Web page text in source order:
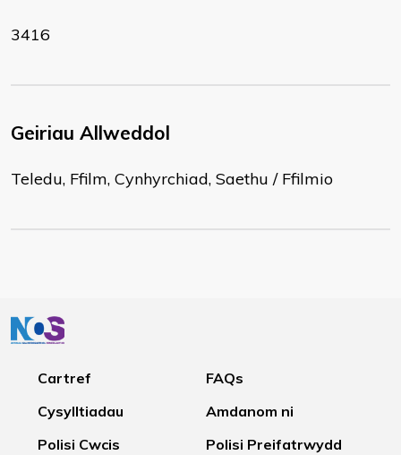
3416
Geiriau Allweddol
Teledu, Ffilm, Cynhyrchiad, Saethu / Ffilmio
Cartref
FAQs
Cysylltiadau
Amdanom ni
Polisi Cwcis
Polisi Preifatrwydd